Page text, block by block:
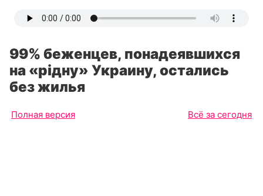
99% беженцев, понадеявшихся
на «рiдну» Украину, остались
без жилья
Полная версия Всё за сегодня